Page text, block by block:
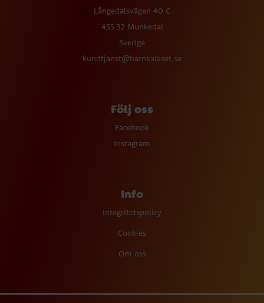
Långedalsvägen 40 C
455 32 Munkedal
Sverige
kundtjanst@barnkalaset.se
Följ oss
Facebook
Instagram
Info
Integritetspolicy
Cookies
Om oss